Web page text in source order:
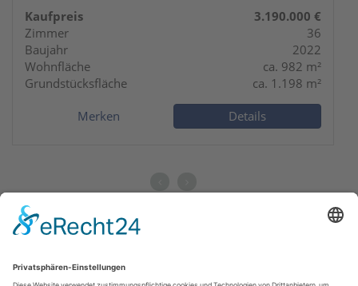
Kaufpreis
3.190.000 €
Zimmer
36
Baujahr
2022
Wohnfläche
ca. 982 m²
Grundstücksfläche
ca. 1.198 m²
Merken Details